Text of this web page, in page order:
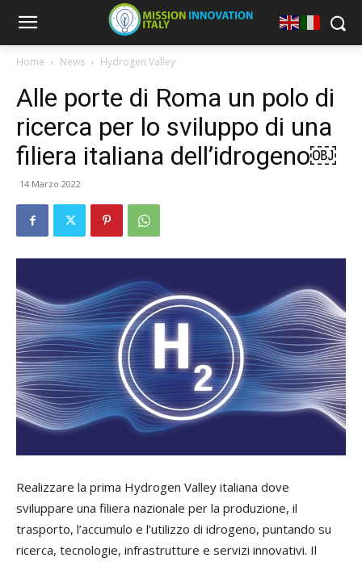
Home News Hydrogen Valley
Alle porte di Roma un polo di
ricerca per lo sviluppo di una
filiera italiana dell’idrogeno￼
14 Marzo 2022
Realizzare la prima Hydrogen Valley italiana dove
sviluppare una filiera nazionale per la produzione, il
trasporto, l’accumulo e l’utilizzo di idrogeno, puntando su
ricerca, tecnologie, infrastrutture e servizi innovativi. Il